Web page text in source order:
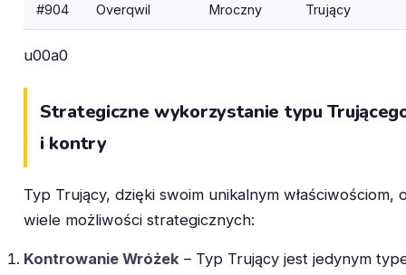
#904 Overqwil Mroczny Trujący
u00a0
Strategiczne wykorzystanie typu
i kontry
Typ Trujący, dzięki swoim unikalnym właściwościom,
wiele możliwości strategicznych:
Kontrowanie Wróżek – Typ Trujący jest jedynym